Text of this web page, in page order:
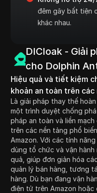
đêm gây bất tiện
khác nhau.
DICloak - Giải
cho Dolphin
Hiệu quả và tiết kiệm
khoản an toàn trên các
Là giải pháp thay thế
một trình duyệt chống
pháp an toàn và liền
trên các nền tảng phổ
Amazon. Với các tính
dùng tổ chức và vận
quả, giúp đơn giản hóa
quản lý bán hàng, tương
hàng. Dù bạn đang vận
điện tử trên Amazon hoặc